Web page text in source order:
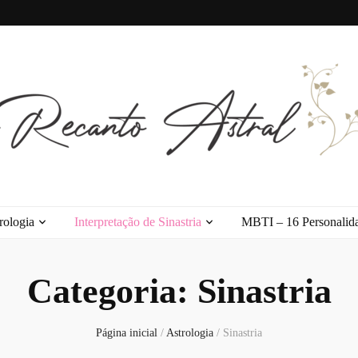
Interpretação de Sinastria MBTI – 16
Categoria: Sinastria
Página inicial / Astrologia / Sinastria